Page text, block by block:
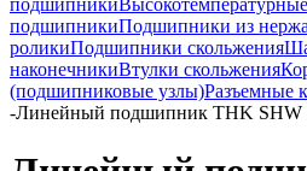
подшипники
подшипникиПодшипники из
роликиПодшипники скольжения
наконечникиВтулки скольжения
(подшипниковые узлы)Разъемные
-Линейный подшипник THK SHW